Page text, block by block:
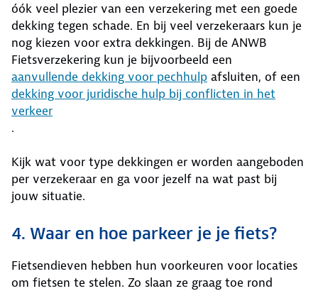
óók veel plezier van een verzekering met een goede
dekking tegen schade. En bij veel verzekeraars kun je
nog kiezen voor extra dekkingen. Bij de ANWB
Fietsverzekering kun je bijvoorbeeld een
aanvullende dekking voor pechhulp afsluiten, of een
dekking voor juridische hulp bij conflicten in het
verkeer
.
Kijk wat voor type dekkingen er worden aangeboden
per verzekeraar en ga voor jezelf na wat past bij
jouw situatie.
4. Waar en hoe parkeer je je fiets?
Fietsendieven hebben hun voorkeuren voor locaties
om fietsen te stelen. Zo slaan ze graag toe rond